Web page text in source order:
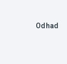
Odhad